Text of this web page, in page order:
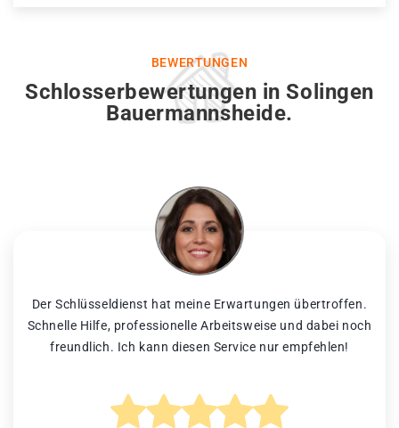
BEWERTUNGEN
Schlosserbewertungen in Solingen
Bauermannsheide.
Der Schlüsseldienst hat meine Erwartungen übertroffen.
Schnelle Hilfe, professionelle Arbeitsweise und dabei noch
freundlich. Ich kann diesen Service nur empfehlen!